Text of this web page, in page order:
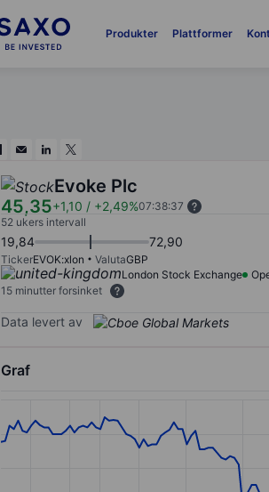
Produkter Plattformer
Evoke Plc
45,35+1,10 / +2,49%07:38:37
52 ukers intervall
19,84 72,90
TickerEVOK:xlon ValutaGBP
London Stock Exchange
15 minutter forsinket
Data levert av
Graf
Line chart with 210 data points.
The chart has 1 X axis displaying